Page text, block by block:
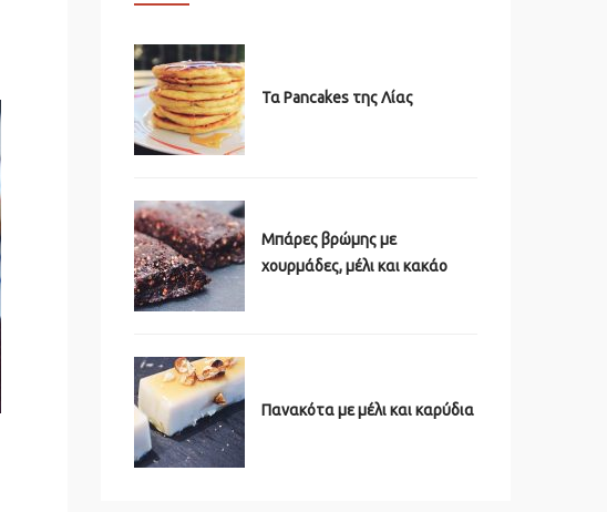
Τα Pancakes της Λίας
Μπάρες βρώμης με
χουρμάδες, μέλι και κακάο
Πανακότα με μέλι και καρύδια